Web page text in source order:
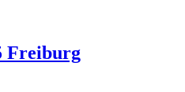
Freiburg